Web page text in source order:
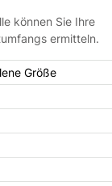
können Sie Ihre
ermitteln.
Größe